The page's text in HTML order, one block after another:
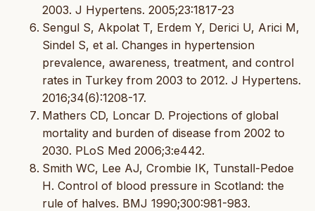
2003. J Hypertens. 2005;23:1817-23
Sengul S, Akpolat T, Erdem Y, Derici U, Arici M,
Sindel S, et al. Changes in hypertension
prevalence, awareness, treatment, and control
rates in Turkey from 2003 to 2012. J Hypertens.
2016;34(6):1208-17.
Mathers CD, Loncar D. Projections of global
mortality and burden of disease from 2002 to
2030. PLoS Med 2006;3:e442.
Smith WC, Lee AJ, Crombie IK, Tunstall-Pedoe
H. Control of blood pressure in Scotland: the
rule of halves. BMJ 1990;300:981-983.